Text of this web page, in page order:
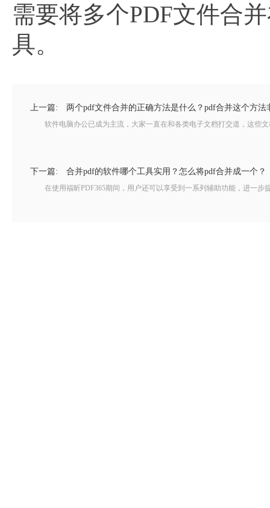
需要将多个PDF文件合
具。
上一篇: 两个pdf文件合并的正确方法是什么？pdf合并这个方法
软件电脑办公已成为主流，大家一直在和各类电子文档打交道，这些文
下一篇: 合并pdf的软件哪个工具实用？怎么将pdf合并成一个？
在使用福昕PDF365期间，用户还可以享受到一系列辅助功能，进一步